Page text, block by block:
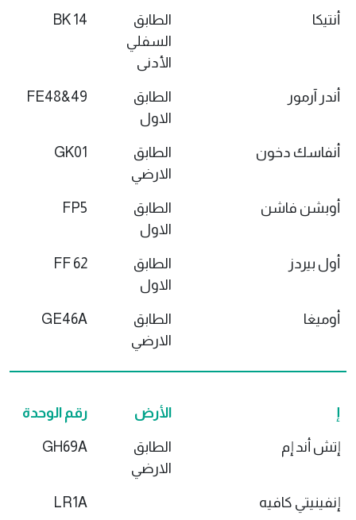
أنتيكا
الطابق
السفلي
الأدنى
BK 14
أندر آرمور
الطابق
الاول
FE48&49
أنفاسك دخون
الطابق
الارضي
GK01
أوبشن فاشن
الطابق
الاول
FP5
أول بيردز
الطابق
الاول
FF 62
أوميغا
الطابق
الارضي
GE46A
إ الأرض رقم الوحدة
إتش أند إم
الطابق
الارضي
GH69A
إنفينيتي كافيه LR1A